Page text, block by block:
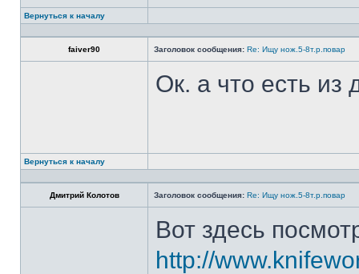
Вернуться к началу
faiver90 Заголовок сообщения: Re: Ищу нож.5-8т.р.повар
Ок. а что есть из
Вернуться к началу
Дмитрий Колотов Заголовок сообщения: Re: Ищу нож.5-8т.р.повар
Вот здесь
http://